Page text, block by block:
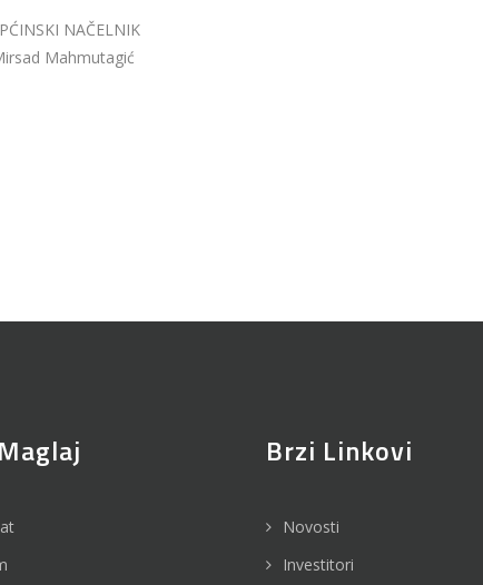
NAČELNIK
Mahmutagić
Brzi Linkovi
Novosti
Investitori